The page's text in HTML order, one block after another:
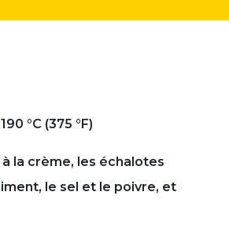
°C (375 °F)
la crème, les échalotes
le sel et le poivre, et